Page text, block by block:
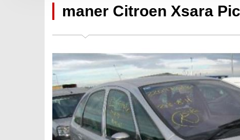
maner Citroen Xsara